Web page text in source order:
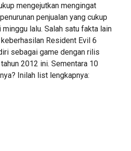
mengejutkan mengingat
penjualan yang cukup
lalu. Salah satu fakta lain
Resident Evil 6
sebagai game dengan rilis
2012 ini. Sementara 10
Inilah list lengkapnya: